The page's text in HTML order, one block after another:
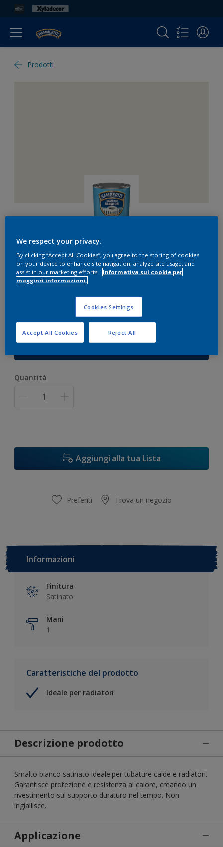
Prodotti
Smalto Per Radiatori Satinato
Solo 1 colore disponibile
Formato
Quantità
Aggiungi alla tua Lista
Preferiti Trova un negozio
Informazioni
Finitura
Satinato
Mani
1
Caratteristiche del prodotto
Ideale per radiatori
Descrizione prodotto
Smalto bianco satinato ideale per tubature calde e radiatori.
Garantisce protezione e resistenza al calore, creando un
rivestimento sul supporto duraturo nel tempo. Non
ingiallisce.
Applicazione
We respect your privacy.
By clicking “Accept All Cookies”, you agree to the storing of cookies
on your device to enhance site navigation, analyze site usage, and
assist in our marketing efforts.
Informativa sui cookie per
maggiori informazioni.
Cookies Settings
Reject All
Accept All Cookies